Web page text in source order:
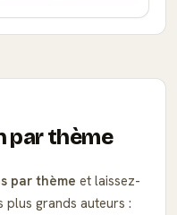
par thème
par thème et laissez-
plus grands auteurs :